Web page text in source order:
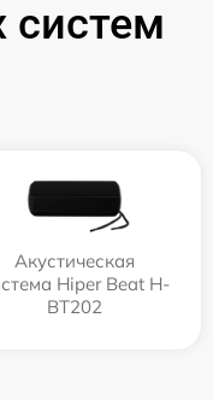
систем
Акустическая
Hiper Beat H-
BT202